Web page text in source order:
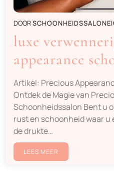
DOOR
luxe
appearance
Artikel: Precious
Ontdek de Magie van
Schoonheidssalon Bent u
rust en schoonheid waar
de drukte…
LEES MEER